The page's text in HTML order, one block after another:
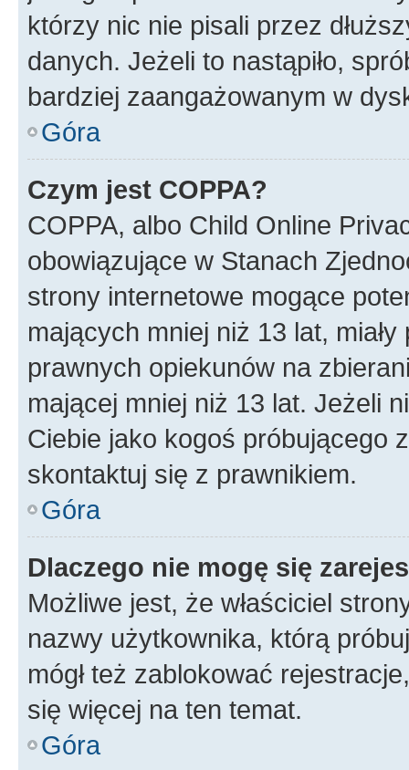
którzy nic nie pisali przez
danych. Jeżeli to nastąpiło,
bardziej zaangażowanym w
Góra
Czym jest COPPA?
COPPA, albo Child Online
obowiązujące w Stanach
strony internetowe mogące
mających mniej niż 13 lat,
prawnych opiekunów na
mającej mniej niż 13 lat. Jeżeli
Ciebie jako kogoś próbującego
skontaktuj się z prawnikiem.
Góra
Dlaczego nie mogę się
Możliwe jest, że właściciel
nazwy użytkownika, którą
mógł też zablokować
się więcej na ten temat.
Góra